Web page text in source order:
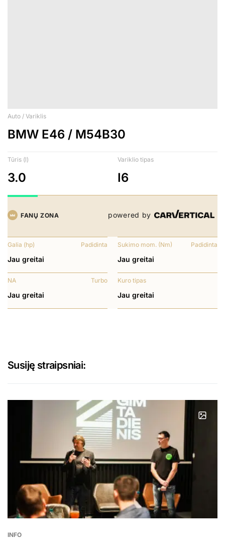
Auto / Variklis
BMW E46 / M54B30
Tūris (l)
3.0
Variklio tipas
I6
FANŲ ZONA powered by
Galia (hp) Padidinta
Jau greitai
Sukimo mom. (Nm) Padidinta
Jau greitai
NA Turbo
Jau greitai
Kuro tipas
Jau greitai
Susiję straipsniai:
INFO